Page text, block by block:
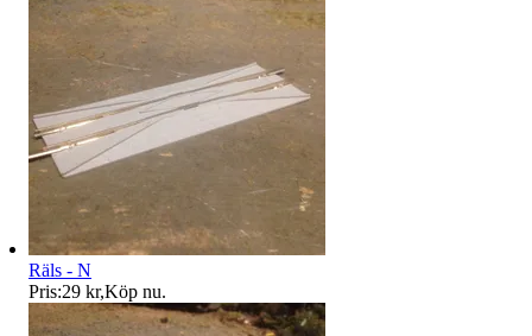
Räls - N
Pris:29 kr,Köp nu.